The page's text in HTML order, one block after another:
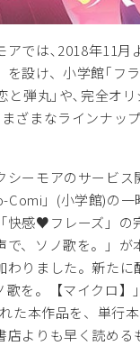
では､2018年11月
を設け、小学館｢フ
と弾丸｣や､完全オ
ざまなラインナッ
ーモアのサービス
Comi」(小学館)の一
快感♥フレーズ」の
で、ソノ歌を。」が
わりました。新たに
歌を。【マイクロ】
た本作品を、単行
店よりも早く読める